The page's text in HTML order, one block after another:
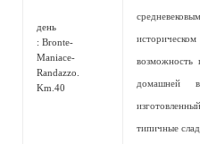
день
: Bronte-
Maniace-
Randazzo.
Km.40
возможность
домашней
типичные